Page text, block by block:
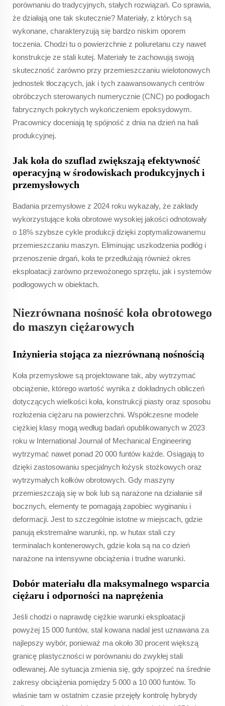
porównaniu do tradycyjnych, stałych rozwiązań. Co sprawia,
że działają one tak skutecznie? Materiały, z których są
wykonane, charakteryzują się bardzo niskim oporem
toczenia. Chodzi tu o powierzchnie z poliuretanu czy nawet
konstrukcje ze stali kutej. Materiały te zachowują swoją
skuteczność zarówno przy przemieszczaniu wielotonowych
jednostek tłoczących, jak i tych zaawansowanych centrów
obróbczych sterowanych numerycznie (CNC) po podłogach
fabrycznych pokrytych wykończeniem epoksydowym.
Pracownicy doceniają tę spójność z dnia na dzień na hali
produkcyjnej.
Jak koła do szuflad zwiększają efektywność
operacyjną w środowiskach produkcyjnych i
przemysłowych
Badania przemysłowe z 2024 roku wykazały, że zakłady
wykorzystujące koła obrotowe wysokiej jakości odnotowały
o 18% szybsze cykle produkcji dzięki zoptymalizowanemu
przemieszczaniu maszyn. Eliminując uszkodzenia podłóg i
przenoszenie drgań, koła te przedłużają również okres
eksploatacji zarówno przewożonego sprzętu, jak i systemów
podłogowych w obiektach.
Niezrównana nośność koła obrotowego
do maszyn ciężarowych
Inżynieria stojąca za niezrównaną nośnością
Koła przemysłowe są projektowane tak, aby wytrzymać
obciążenie, którego wartość wynika z dokładnych obliczeń
dotyczących wielkości koła, konstrukcji piasty oraz sposobu
rozłożenia ciężaru na powierzchni. Współczesne modele
ciężkiej klasy mogą według badań opublikowanych w 2023
roku w International Journal of Mechanical Engineering
wytrzymać nawet ponad 20 000 funtów każde. Osiągają to
dzięki zastosowaniu specjalnych łożysk stożkowych oraz
wytrzymałych kołków obrotowych. Gdy maszyny
przemieszczają się w bok lub są narażone na działanie sił
bocznych, elementy te pomagają zapobiec wyginaniu i
deformacji. Jest to szczególnie istotne w miejscach, gdzie
panują ekstremalne warunki, np. w hutaх stali czy
terminalach kontenerowych, gdzie koła są na co dzień
narażone na intensywne obciążenia i trudne warunki.
Dobór materiału dla maksymalnego wsparcia
ciężaru i odporności na naprężenia
Jeśli chodzi o naprawdę ciężkie warunki eksploatacji
powyżej 15 000 funtów, stal kowana nadal jest uznawana za
najlepszy wybór, ponieważ ma około 30 procent większą
granicę plastyczności w porównaniu do zwykłej stali
odlewanej. Ale sytuacja zmienia się, gdy spojrzeć na średnie
zakresy obciążenia pomiędzy 5 000 a 10 000 funtów. To
właśnie tam w ostatnim czasie przejęły kontrolę hybrydy